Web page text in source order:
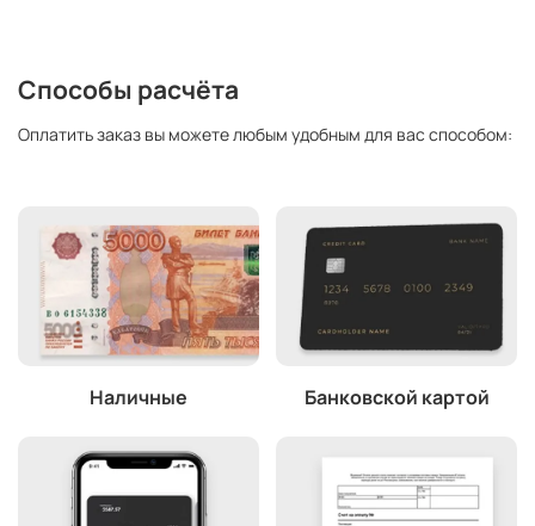
Способы расчёта
Оплатить заказ вы можете любым удобным для вас способом:
Наличные Банковской картой